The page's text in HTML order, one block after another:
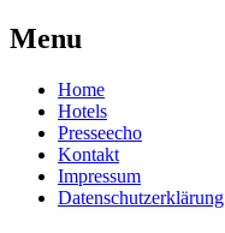
Menu
Home
Hotels
Presseecho
Kontakt
Impressum
Datenschutzerklärung